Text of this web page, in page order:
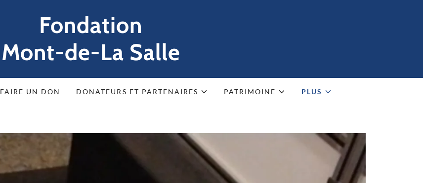
Fondation
Mont-de-La Salle
FAIRE UN DON DONATEURS ET PARTENAIRES PATRIMOINE PLUS